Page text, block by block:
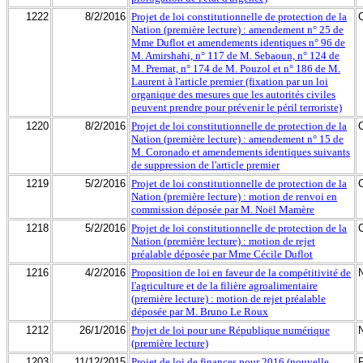
1222
8/2/2016 Projet de loi constitutionnelle de protection de la
Nation (première lecture) : amendement n° 25 de
Mme Duflot et amendements identiques n° 96 de
M. Amirshahi, n° 117 de M. Sebaoun, n° 124 de
M. Premat, n° 174 de M. Pouzol et n° 186 de M.
Laurent à l'article premier (fixation par un loi
organique des mesures que les autorités civiles
peuvent prendre pour prévenir le péril terroriste)
1220 8/2/2016 Projet de loi constitutionnelle de protection de la
Nation (première lecture) : amendement n° 15 de
M. Coronado et amendements identiques suivants
de suppression de l'article premier
1219 5/2/2016 Projet de loi constitutionnelle de protection de la
Nation (première lecture) : motion de renvoi en
commission déposée par M. Noël Mamère
1218 5/2/2016 Projet de loi constitutionnelle de protection de la
Nation (première lecture) : motion de rejet
préalable déposée par Mme Cécile Duflot
1216 4/2/2016 Proposition de loi en faveur de la compétitivité de
l'agriculture et de la filière agroalimentaire
(première lecture) : motion de rejet préalable
déposée par M. Bruno Le Roux
1212 26/1/2016 Projet de loi pour une République numérique
(première lecture)